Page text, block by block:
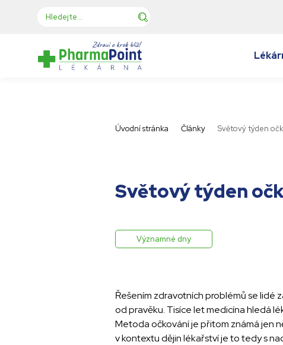
Úvodní stránka Články Světový týden
Světový týden
Významné dny
Řešením zdravotních problémů se lidé
od pravěku. Tisíce let medicína hledá
Metoda očkování je přitom známá jen
v kontextu dějin lékařství je to tedy s